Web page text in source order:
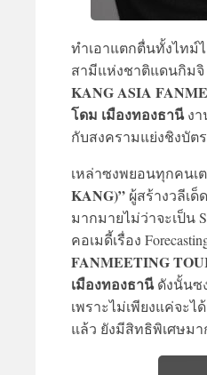
ทำเอาแตกตื่นทั้งไทม์
สามีแห่งชาติแดนกิมจิ
KANG ASIA
โดม เมืองทองธานีงา
กับสงครามแย่งชิงบัต
เหล่าซงพยอนทุกคนเ
KANG)” ผู้สร้างวลีเ
มากมายไม่ว่าจะเป็น
คอเมดี้เรื่อง
FANMEETING
เมืองทองธานีดังนั้นซ
เพราะไม่เพียงแค่จะ
แล้ว ยังมีสิทธิพิเศษม